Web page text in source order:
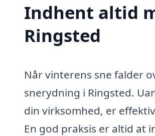
Indhent altid
Ringsted
Når vinterens sne falder
snerydning i Ringsted.
din virksomhed, er
En god praksis er altid